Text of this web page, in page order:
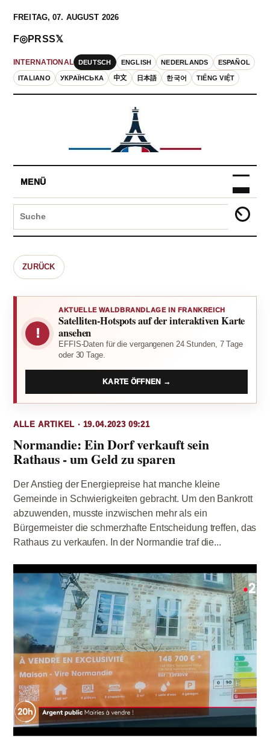
FREITAG, 07. AUGUST 2026
INTERNATIONAL DEUTSCH ENGLISH NEDERLANDS ESPAÑOL
ITALIANO УКРАЇНСЬКА 中文 日本語 한국어 TIẾNG VIỆT
F◎PRSS𝕏
MENÜ
ZURÜCK
!
AKTUELLE WALDBRANDLAGE IN FRANKREICH
Satelliten-Hotspots auf der interaktiven Karte
ansehen
EFFIS-Daten für die vergangenen 24 Stunden, 7 Tage
oder 30 Tage.
KARTE ÖFFNEN →
ALLE ARTIKEL · 19.04.2023 09:21
Normandie: Ein Dorf verkauft sein
Rathaus - um Geld zu sparen
Der Anstieg der Energiepreise hat manche kleine
Gemeinde in Schwierigkeiten gebracht. Um den Bankrott
abzuwenden, musste inzwischen mehr als ein
Bürgermeister die schmerzhafte Entscheidung treffen, das
Rathaus zu verkaufen. In der Normandie traf die...